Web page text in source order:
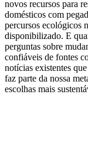
novos recursos para
domésticos com
percursos ecológicos
disponibilizado. E
perguntas sobre
confiáveis ​​de fontes
notícias existentes
faz parte da nossa
escolhas mais